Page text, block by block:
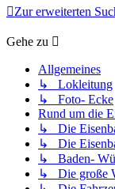
Zur erweiterten
Gehe zu
Allgemeines
↳ Lokleitung
↳ Foto- Ecke
Rund um die
↳ Die
↳ Die
↳ Baden-
↳ Die große